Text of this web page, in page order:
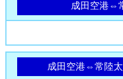
オ
成田空港⇔
成田空港⇔常陸